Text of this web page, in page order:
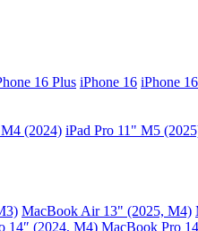
16 Plus iPhone 16 iPhone
(2024) iPad Pro 11" M5
MacBook Air 13" (2025, M4)
14″ (2024, M4) MacBook Pro